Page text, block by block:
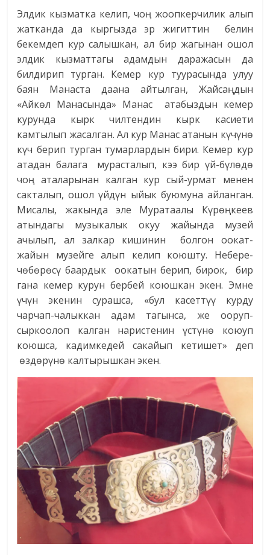
Элдик кызматка келип, чоң жоопкерчилик алып
жатканда да кыргызда эр жигиттин белин
бекемдеп кур салышкан, ал бир жагынан ошол
элдик кызматтагы адамдын даражасын да
билдирип турган. Кемер кур туурасында улуу
баян Манаста даана айтылган, Жайсаңдын
«Айкѳл Манасында» Манас атабыздын кемер
курунда кырк чилтендин кырк касиети
камтылып жасалган. Ал кур Манас атанын күчүнө
күч берип турган тумарлардын бири. Кемер кур
атадан балага мурасталып, кээ бир үй-бүлѳдѳ
чоң аталарынан калган кур сый-урмат менен
сакталып, ошол үйдүн ыйык буюмуна айланган.
Мисалы, жакында эле Муратаалы Күрөңкеев
атындагы музыкалык окуу жайында музей
ачылып, ал залкар кишинин болгон оокат-
жайын музейге алып келип коюшту. Небере-
чөбөрөсү баардык оокатын берип, бирок, бир
гана кемер курун бербей коюшкан экен. Эмне
үчүн экенин сурашса, «бул касеттүү курду
чарчап-чалыккан адам тагынса, же ооруп-
сыркоолоп калган наристенин үстүнө коюуп
коюшса, кадимкедей сакайып кетишет» деп
өздөрүнө калтырышкан экен.